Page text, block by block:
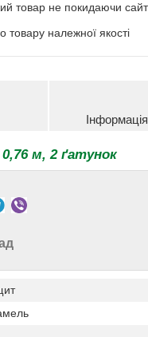
товар не покидаючи
належної якості
м, 2 ґатунок